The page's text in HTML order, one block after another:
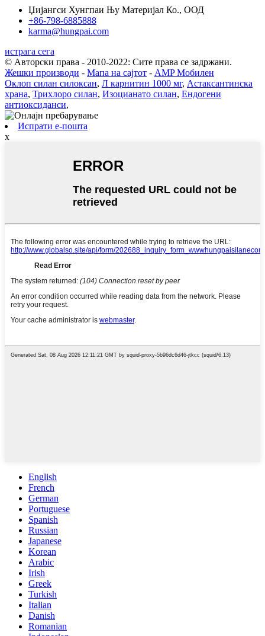
Џијангси Хунгпаи Њу Материјал Ко., ООД
+86-798-6885888
karma@hungpai.com
истрага сега
© Авторски права - 2010-2022: Сите права се задржани.
Жешки производи - Мапа на сајтот - AMP Мобилен
Оклоп силан силоксан, Л карнитин 1000 мг, Астаксантинска
храна, Трихлоро силан, Изоцианато силан, Ендогени
антиоксиданси,
Испрати е-пошта
x
English
French
German
Portuguese
Spanish
Russian
Japanese
Korean
Arabic
Irish
Greek
Turkish
Italian
Danish
Romanian